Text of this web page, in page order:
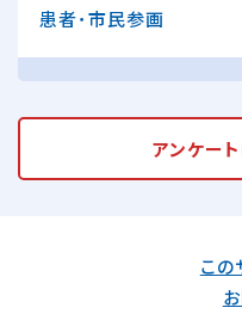
患者･市民参画
アンケー
この